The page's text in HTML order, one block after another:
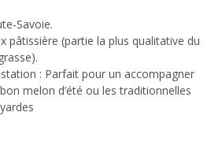
Savoie.
pâtissière (partie la plus qualitative du
: Parfait pour un accompagner
melon d’été ou les traditionnelles